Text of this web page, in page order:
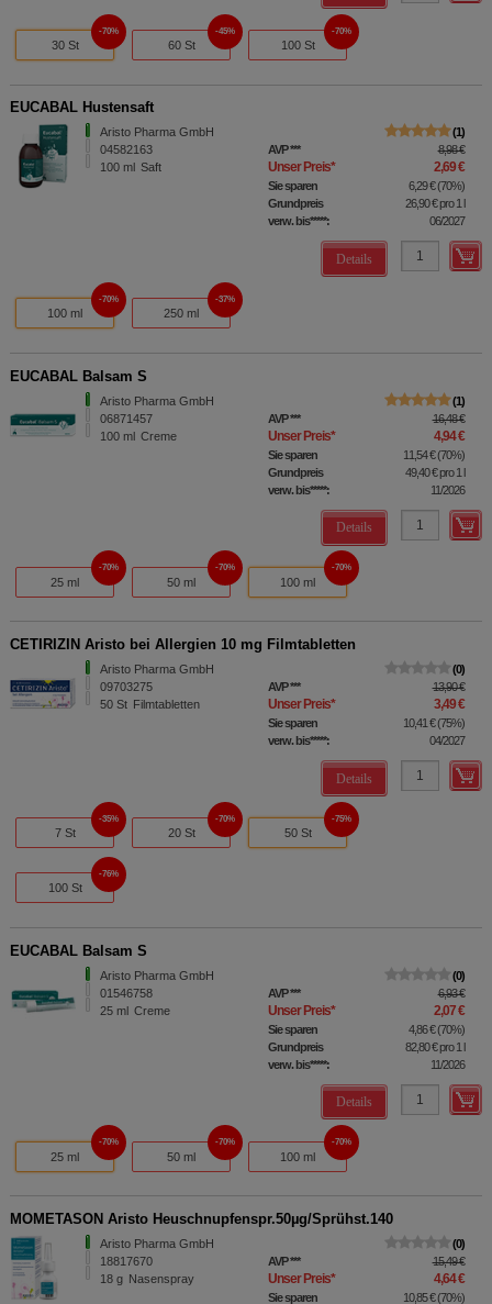
30 St
70%
60 St
45%
100 St
70%
EUCABAL Hustensaft
Aristo Pharma GmbH
04582163
100 ml Saft
1
AVP*** 8,98 €
Unser Preis* 2,69 €
Sie sparen 6,29 €(70%)
Grundpreis
26,90 €pro 1 l
verw. bis*****:
06/2027
Details
100 ml
70%
250 ml
37%
EUCABAL Balsam S
Aristo Pharma GmbH
06871457
100 ml Creme
1
AVP*** 16,48 €
Unser Preis* 4,94 €
Sie sparen 11,54 €(70%)
Grundpreis
49,40 €pro 1 l
verw. bis*****:
11/2026
Details
25 ml
70%
50 ml
70%
100 ml
70%
CETIRIZIN Aristo bei Allergien 10 mg Filmtabletten
Aristo Pharma GmbH
09703275
50 St Filmtabletten
0
AVP*** 13,90 €
Unser Preis* 3,49 €
Sie sparen 10,41 €(75%)
verw. bis*****:
04/2027
Details
7 St
35%
20 St
70%
50 St
75%
100 St
76%
EUCABAL Balsam S
Aristo Pharma GmbH
01546758
25 ml Creme
0
AVP*** 6,93 €
Unser Preis* 2,07 €
Sie sparen 4,86 €(70%)
Grundpreis
82,80 €pro 1 l
verw. bis*****:
11/2026
Details
25 ml
70%
50 ml
70%
100 ml
70%
MOMETASON Aristo Heuschnupfenspr.50µg/Sprühst.140
Aristo Pharma GmbH
18817670
18 g Nasenspray
0
AVP*** 15,49 €
Unser Preis* 4,64 €
Sie sparen 10,85 €(70%)